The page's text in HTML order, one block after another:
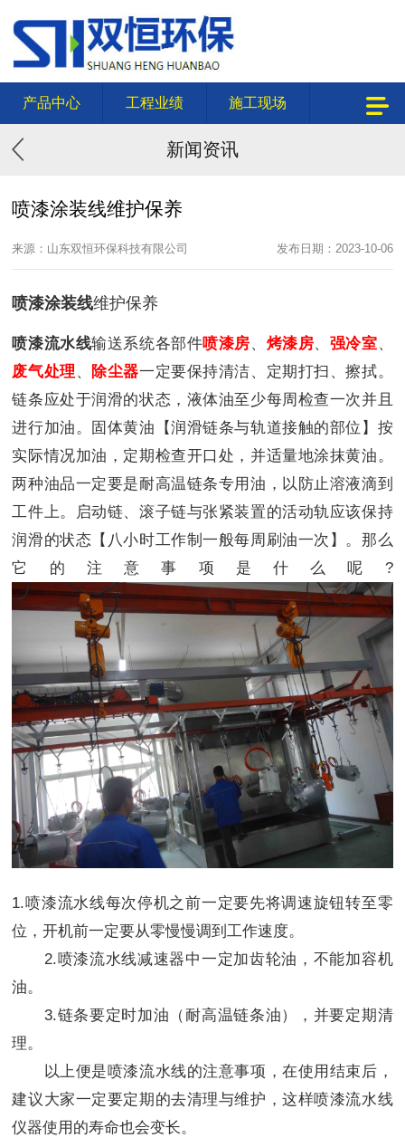
产品中心 工程业绩 施工现场
新闻资讯
喷漆涂装线维护保养
来源：山东双恒环保科技有限公司 发布日期：2023-10-06
喷漆涂装线维护保养
喷漆流水线输送系统各部件喷漆房、 烤漆房、 强冷室、
废气处理 、 除尘器一定要保持清洁、定期打扫、擦拭。
链条应处于润滑的状态，液体油至少每周检查一次并且
进行加油。固体黄油【润滑链条与轨道接触的部位】按
实际情况加油，定期检查开口处，并适量地涂抹黄油。
两种油品一定要是耐高温链条专用油，以防止溶液滴到
工件上。启动链、滚子链与张紧装置的活动轨应该保持
润滑的状态【八小时工作制一般每周刷油一次】。那么
它的注意事项是什么呢?
1.喷漆流水线每次停机之前一定要先将调速旋钮转至零
位，开机前一定要从零慢慢调到工作速度。
2.喷漆流水线减速器中一定加齿轮油，不能加容机
油。
3.链条要定时加油（耐高温链条油），并要定期清
理。
以上便是喷漆流水线的注意事项，在使用结束后，
建议大家一定要定期的去清理与维护，这样喷漆流水线
仪器使用的寿命也会变长。